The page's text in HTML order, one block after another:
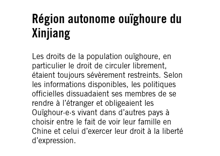
Région autonome ouïghoure du
Xinjiang
Les droits de la population ouïghoure, en
particulier le droit de circuler librement,
étaient toujours sévèrement restreints. Selon
les informations disponibles, les politiques
officielles dissuadaient ses membres de se
rendre à l’étranger et obligeaient les
Ouïghour·e·s vivant dans d’autres pays à
choisir entre le fait de voir leur famille en
Chine et celui d’exercer leur droit à la liberté
d’expression.